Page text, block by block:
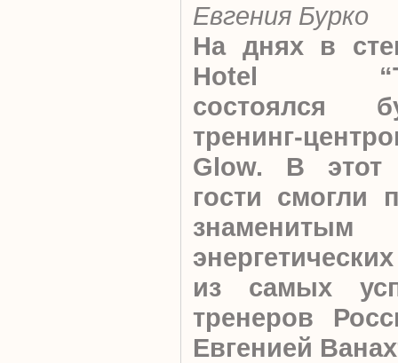
Евгения Бурко
На днях в
Hotel
состоялся
тренинг-
Glow. В этот
гости смогли
из самых
тренеров
Евгенией